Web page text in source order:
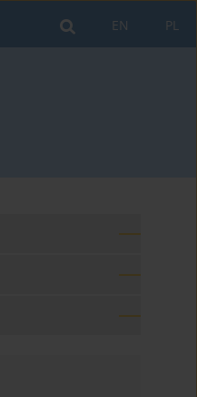
PL
EN